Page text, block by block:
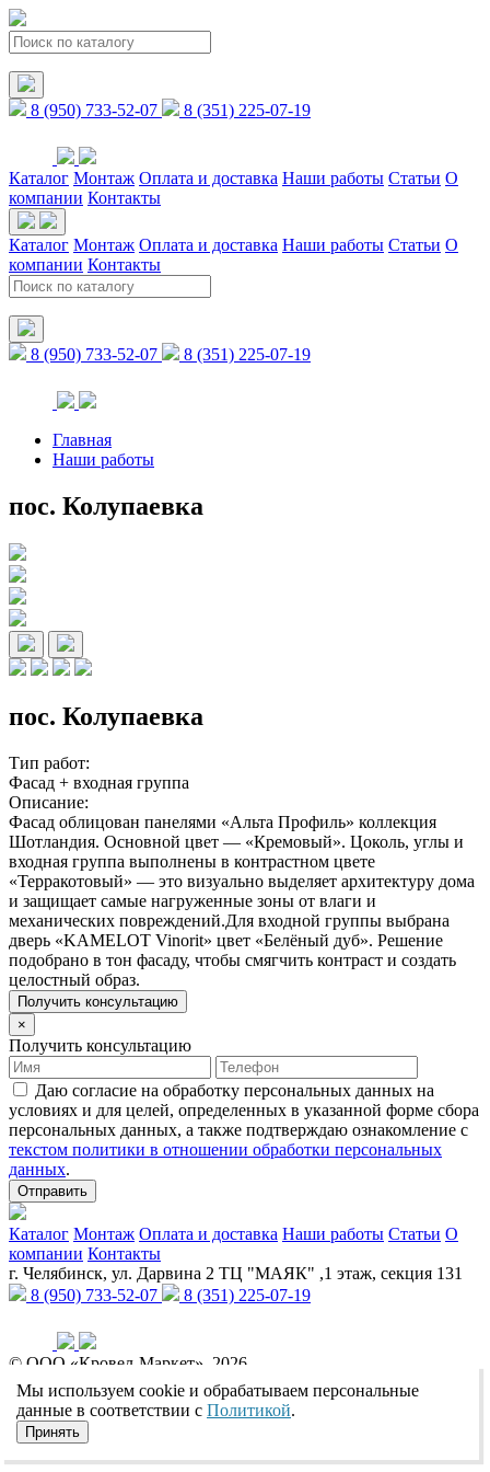
8 (950) 733-52-07 8 (351) 225-07-19
Каталог Монтаж Оплата и доставка Наши работы Статьи О
компании Контакты
Каталог Монтаж Оплата и доставка Наши работы Статьи О
компании Контакты
8 (950) 733-52-07 8 (351) 225-07-19
Главная
Наши работы
пос. Колупаевка
пос. Колупаевка
Тип работ:
Фасад + входная группа
Описание:
Фасад облицован панелями «Альта Профиль» коллекция
Шотландия. Основной цвет — «Кремовый». Цоколь, углы и
входная группа выполнены в контрастном цвете
«Терракотовый» — это визуально выделяет архитектуру дома
и защищает самые нагруженные зоны от влаги и
механических повреждений.Для входной группы выбрана
дверь «KAMELOT Vinorit» цвет «Белёный дуб». Решение
подобрано в тон фасаду, чтобы смягчить контраст и создать
целостный образ.
Получить консультацию
×
Получить консультацию
Даю согласие на обработку персональных данных на
условиях и для целей, определенных в указанной форме сбора
персональных данных, а также подтверждаю ознакомление с
текстом политики в отношении обработки персональных
данных.
Отправить
Каталог Монтаж Оплата и доставка Наши работы Статьи О
компании Контакты
г. Челябинск, ул. Дарвина 2 ТЦ "МАЯК" ,1 этаж, секция 131
8 (950) 733-52-07
8 (351) 225-07-19
© ООО «Кровел-Маркет», 2026
Политика обработки персональных данных
Разработчик сайтов:
Мы используем cookie и обрабатываем персональные
данные в соответствии с Политикой.
Принять